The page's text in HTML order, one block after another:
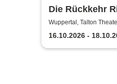
Die Rückkehr
mit dem Zug
Wuppertal, Talton
16.10.2026 -